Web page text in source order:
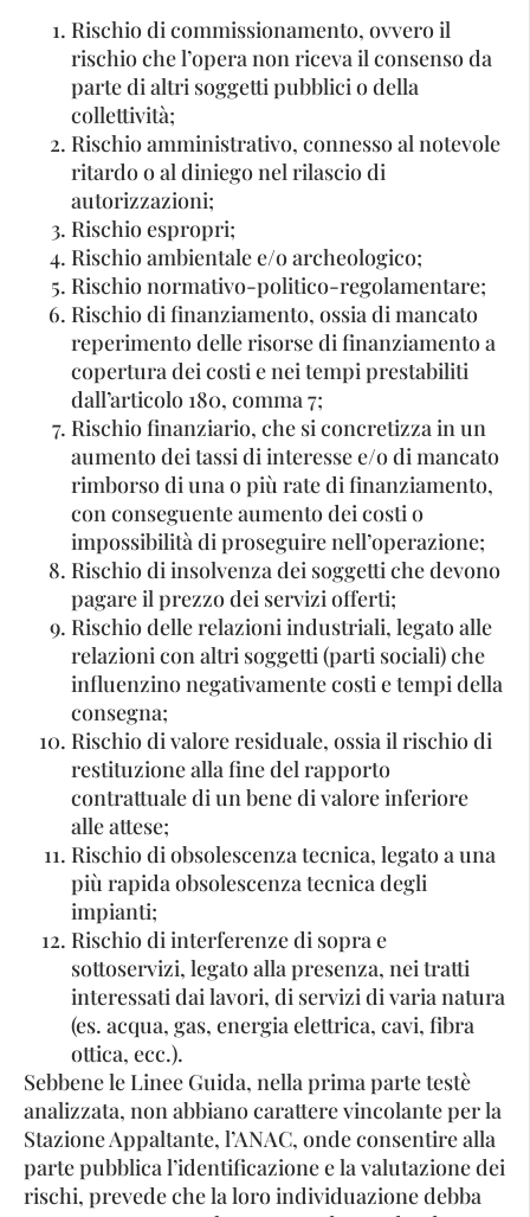
Rischio di commissionamento, ovvero il
rischio che l’opera non riceva il consenso da
parte di altri soggetti pubblici o della
collettività;
Rischio amministrativo, connesso al notevole
ritardo o al diniego nel rilascio di
autorizzazioni;
Rischio espropri;
Rischio ambientale e/o archeologico;
Rischio normativo-politico-regolamentare;
Rischio di finanziamento, ossia di mancato
reperimento delle risorse di finanziamento a
copertura dei costi e nei tempi prestabiliti
dall’articolo 180, comma 7;
Rischio finanziario, che si concretizza in un
aumento dei tassi di interesse e/o di mancato
rimborso di una o più rate di finanziamento,
con conseguente aumento dei costi o
impossibilità di proseguire nell’operazione;
Rischio di insolvenza dei soggetti che devono
pagare il prezzo dei servizi offerti;
Rischio delle relazioni industriali, legato alle
relazioni con altri soggetti (parti sociali) che
influenzino negativamente costi e tempi della
consegna;
Rischio di valore residuale, ossia il rischio di
restituzione alla fine del rapporto
contrattuale di un bene di valore inferiore
alle attese;
Rischio di obsolescenza tecnica, legato a una
più rapida obsolescenza tecnica degli
impianti;
Rischio di interferenze di sopra e
sottoservizi, legato alla presenza, nei tratti
interessati dai lavori, di servizi di varia natura
(es. acqua, gas, energia elettrica, cavi, fibra
ottica, ecc.).
Sebbene le Linee Guida, nella prima parte testè
analizzata, non abbiano carattere vincolante per la
Stazione Appaltante, l’ANAC, onde consentire alla
parte pubblica l’identificazione e la valutazione dei
rischi, prevede che la loro individuazione debba